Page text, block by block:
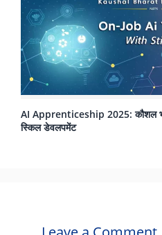
AI Apprenticeship 2025: कौशल
स्किल डेवलपमेंट